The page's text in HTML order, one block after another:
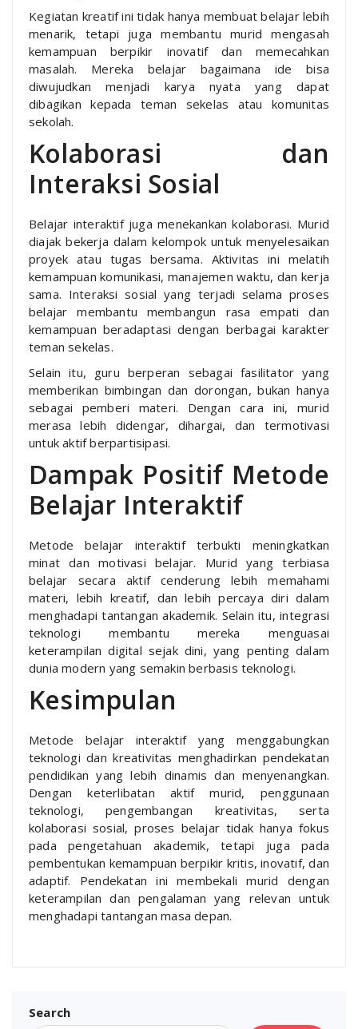
Kegiatan kreatif ini tidak hanya membuat belajar lebih
menarik, tetapi juga membantu murid mengasah
kemampuan berpikir inovatif dan memecahkan
masalah. Mereka belajar bagaimana ide bisa
diwujudkan menjadi karya nyata yang dapat
dibagikan kepada teman sekelas atau komunitas
sekolah.
Kolaborasi dan
Interaksi Sosial
Belajar interaktif juga menekankan kolaborasi. Murid
diajak bekerja dalam kelompok untuk menyelesaikan
proyek atau tugas bersama. Aktivitas ini melatih
kemampuan komunikasi, manajemen waktu, dan kerja
sama. Interaksi sosial yang terjadi selama proses
belajar membantu membangun rasa empati dan
kemampuan beradaptasi dengan berbagai karakter
teman sekelas.
Selain itu, guru berperan sebagai fasilitator yang
memberikan bimbingan dan dorongan, bukan hanya
sebagai pemberi materi. Dengan cara ini, murid
merasa lebih didengar, dihargai, dan termotivasi
untuk aktif berpartisipasi.
Dampak Positif Metode
Belajar Interaktif
Metode belajar interaktif terbukti meningkatkan
minat dan motivasi belajar. Murid yang terbiasa
belajar secara aktif cenderung lebih memahami
materi, lebih kreatif, dan lebih percaya diri dalam
menghadapi tantangan akademik. Selain itu, integrasi
teknologi membantu mereka menguasai
keterampilan digital sejak dini, yang penting dalam
dunia modern yang semakin berbasis teknologi.
Kesimpulan
Metode belajar interaktif yang menggabungkan
teknologi dan kreativitas menghadirkan pendekatan
pendidikan yang lebih dinamis dan menyenangkan.
Dengan keterlibatan aktif murid, penggunaan
teknologi, pengembangan kreativitas, serta
kolaborasi sosial, proses belajar tidak hanya fokus
pada pengetahuan akademik, tetapi juga pada
pembentukan kemampuan berpikir kritis, inovatif, dan
adaptif. Pendekatan ini membekali murid dengan
keterampilan dan pengalaman yang relevan untuk
menghadapi tantangan masa depan.
Search